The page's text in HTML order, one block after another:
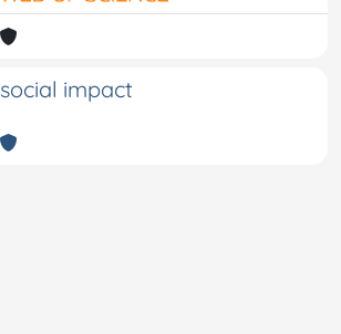
social impact